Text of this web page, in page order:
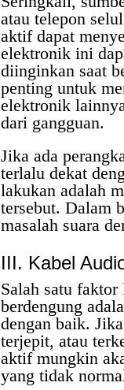
atau telepon
aktif dapat
elektronik ini
diinginkan saat
penting untuk
elektronik
dari gangguan.
Jika ada
terlalu dekat
lakukan adalah
tersebut. Dalam
masalah suara
III. Kabel
Salah satu
berdengung
dengan baik.
terjepit, atau
aktif mungkin
yang tidak